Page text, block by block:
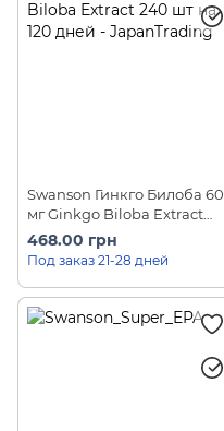
Swanson Гинкго Билоба 60
мг Ginkgo Biloba Extract
240 шт на 120 дней
468.00 грн
Под заказ 21-28 дней